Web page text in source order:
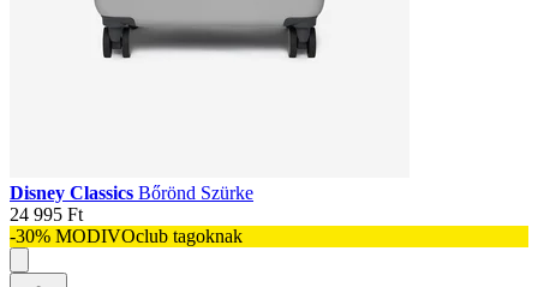
Disney Classics Bőrönd Szürke
24 995 Ft
-30% MODIVOclub tagoknak